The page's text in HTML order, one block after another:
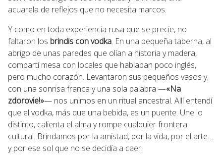
acuarela de reflejos que no necesita marcos.
Y como en toda experiencia rusa que se precie, no
faltaron los brindis con vodka. En una pequeña taberna, al
abrigo de unas paredes que olían a historia y madera,
compartí mesa con locales que hablaban poco inglés,
pero mucho corazón. Levantaron sus pequeños vasos y,
con una sonrisa franca y una sola palabra —«Na
zdorovie!»— nos unimos en un ritual ancestral. Allí entendí
que el vodka, más que una bebida, es un puente. Une lo
distinto, calienta el alma y rompe cualquier frontera
cultural. Brindamos por la amistad, por la vida, por el arte…
y por ese sol que no se decidía a caer.